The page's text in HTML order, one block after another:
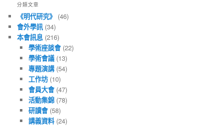
章
分類文章
《明代研究》 (46)
會外學訊(34)
本會訊息 (216)
學術座談會(22)
學術會議(13)
專題演講(54)
工作坊(10)
會員大會(47)
活動集錦(78)
研讀會(58)
講義資料(24)